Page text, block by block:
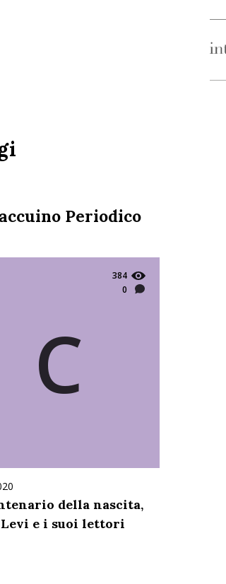
Periodico
384
0
C
della nascita,
e i suoi lettori